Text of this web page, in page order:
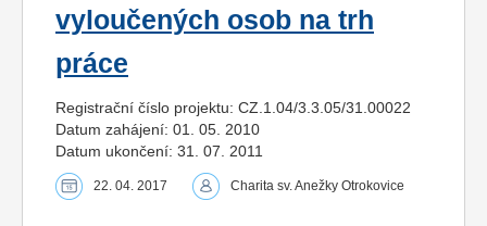
vyloučených osob na trh
práce
Registrační číslo projektu: CZ.1.04/3.3.05/31.00022
Datum zahájení: 01. 05. 2010
Datum ukončení: 31. 07. 2011
22. 04. 2017 Charita sv. Anežky Otrokovice